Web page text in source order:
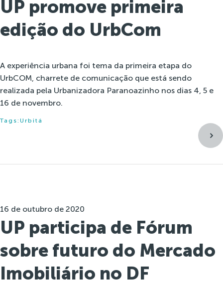
UP promove primeira
edição do UrbCom
A experiência urbana foi tema da primeira etapa do
UrbCOM, charrete de comunicação que está sendo
realizada pela Urbanizadora Paranoazinho nos dias 4, 5 e
16 de novembro.
Tags: Urbitá
16 de outubro de 2020
UP participa de Fórum
sobre futuro do Mercado
Imobiliário no DF